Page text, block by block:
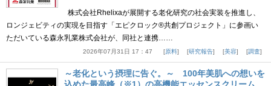
株式会社Rhelixaが展開する老化研究の社会実装を推進し、
ロンジェビティの実現を目指す「エピクロック®共創プロジェクト」に参画い
ただいている森永乳業株式会社が、同社と連携……
2026年07月31日 17：47 原料 研究報告 美容 調査
～老化という摂理に告ぐ。～ 100年美肌への想いを
込めた最高峰（※1）の高機能エッセンスクリーム